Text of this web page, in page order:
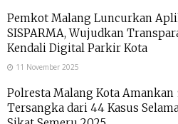
Pemkot Malang Luncurkan
SISPARMA, Wujudkan
Kendali Digital Parkir Kota
11 November 2025
Polresta Malang Kota Amankan
Tersangka dari 44 Kasus